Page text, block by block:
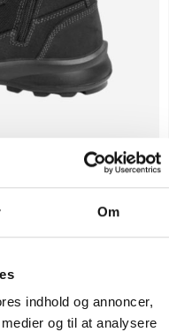
Om
indhold og annoncer,
og til at analysere